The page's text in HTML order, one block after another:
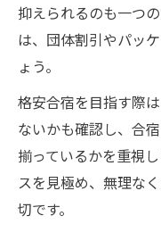
抑えられるのも一つ
は、団体割引やパッ
ょう。
格安合宿を目指す際
ないかも確認し、合
揃っているかを重視
スを見極め、無理な
切です。